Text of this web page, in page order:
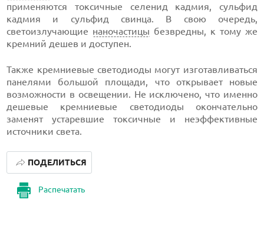
применяются токсичные селенид кадмия, сульфид
кадмия и сульфид свинца. В свою очередь,
светоизлучающие наночастицы безвредны, к тому же
кремний дешев и доступен.
Также кремниевые светодиоды могут изготавливаться
панелями большой площади, что открывает новые
возможности в освещении. Не исключено, что именно
дешевые кремниевые светодиоды окончательно
заменят устаревшие токсичные и неэффективные
источники света.
Распечатать
ПОДЕЛИТЬСЯ